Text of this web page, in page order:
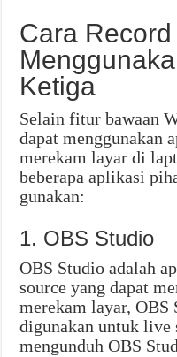
Cara
Ketiga
Selain fitur bawaan
dapat menggunakan
merekam layar di
beberapa aplikasi
gunakan:
1. OBS Studio
OBS Studio adalah
source yang dapat
merekam layar, OBS
digunakan untuk live
mengunduh OBS